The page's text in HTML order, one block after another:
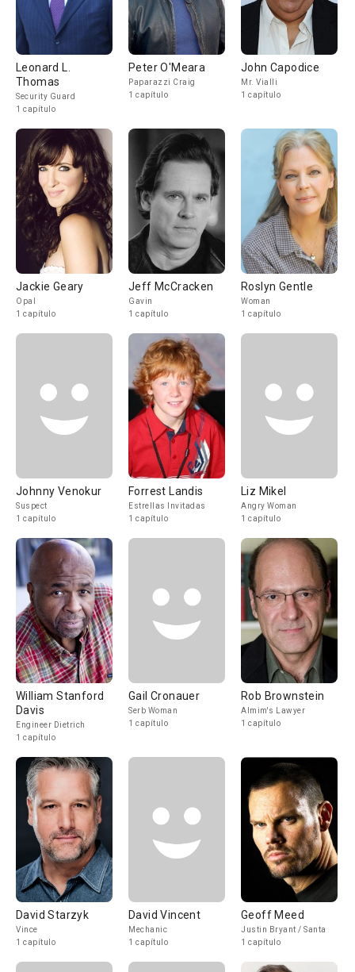
Leonard L.
Thomas
Security Guard
1 capítulo
Peter O'Meara
Paparazzi Craig
1 capítulo
John Capodice
Mr. Vialli
1 capítulo
Jackie Geary
Opal
1 capítulo
Jeff McCracken
Gavin
1 capítulo
Roslyn Gentle
Woman
1 capítulo
Johnny Venokur
Suspect
1 capítulo
Forrest Landis
Estrellas Invitadas
1 capítulo
Liz Mikel
Angry Woman
1 capítulo
William Stanford
Davis
Engineer Dietrich
1 capítulo
Gail Cronauer
Serb Woman
1 capítulo
Rob Brownstein
Almim's Lawyer
1 capítulo
David Starzyk
Vince
1 capítulo
David Vincent
Mechanic
1 capítulo
Geoff Meed
Justin Bryant / Santa
1 capítulo